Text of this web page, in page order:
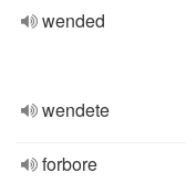
wended
wendete
forbore